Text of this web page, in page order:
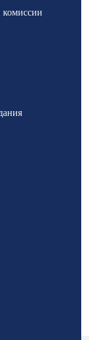
комиссии